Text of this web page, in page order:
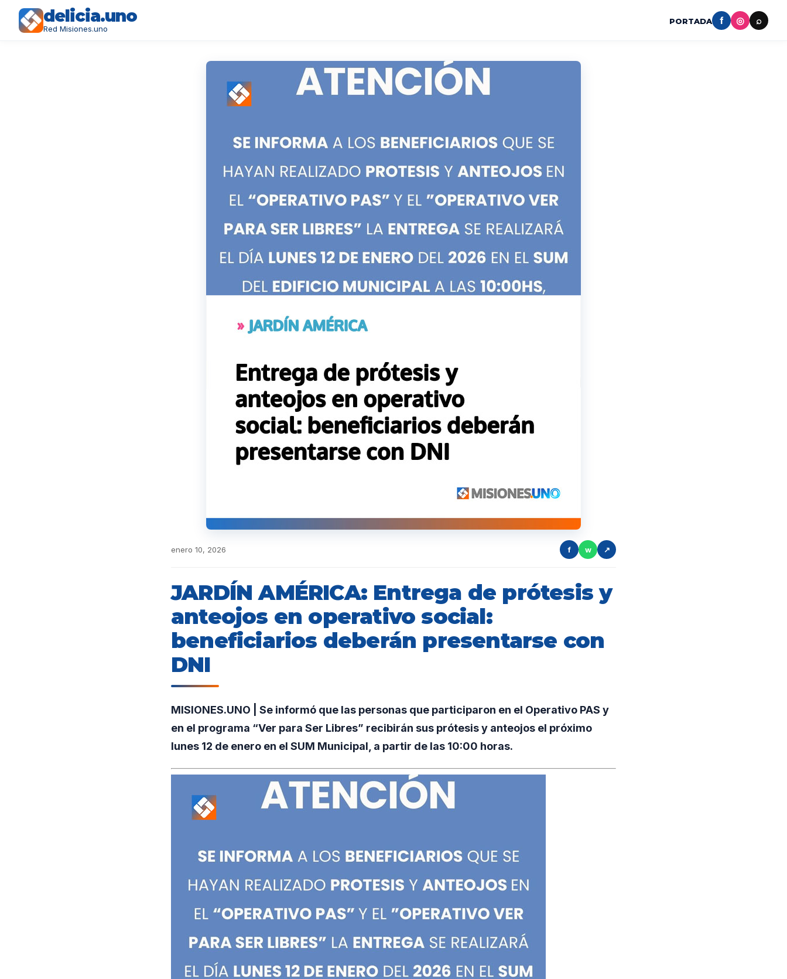
delicia.uno
Red Misiones.uno
PORTADA f ◎ ⌕
enero 10, 2026 f w ↗
JARDÍN AMÉRICA: Entrega de prótesis y
anteojos en operativo social:
beneficiarios deberán presentarse con
DNI
MISIONES.UNO | Se informó que las personas que participaron en el Operativo PAS y
en el programa “Ver para Ser Libres” recibirán sus prótesis y anteojos el próximo
lunes 12 de enero en el SUM Municipal, a partir de las 10:00 horas.